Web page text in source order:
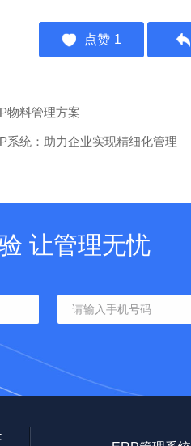
点赞 1
物料管理方案‌
系统：助力企业实现精细化管理
让管理无忧